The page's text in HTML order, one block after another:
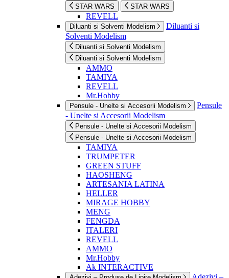
STAR WARS STAR WARS
REVELL
Diluanti si Solventi Modelism
Diluanti si
Solventi Modelism
Diluanti si Solventi Modelism
Diluanti si Solventi Modelism
AMMO
TAMIYA
REVELL
Mr.Hobby
Pensule - Unelte si Accesorii Modelism
Pensule
- Unelte si Accesorii Modelism
Pensule - Unelte si Accesorii Modelism
Pensule - Unelte si Accesorii Modelism
TAMIYA
TRUMPETER
GREEN STUFF
HAOSHENG
ARTESANIA LATINA
HELLER
MIRAGE HOBBY
MENG
FENGDA
ITALERI
REVELL
AMMO
Mr.Hobby
Ak INTERACTIVE